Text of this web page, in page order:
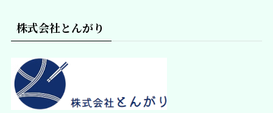
株式会社とんがり